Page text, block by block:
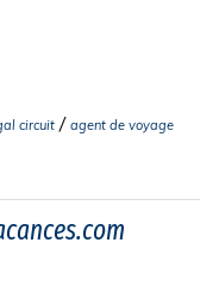
circuit / agent de voyage